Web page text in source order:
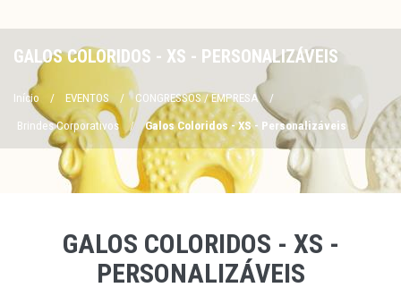
GALOS COLORIDOS - XS - PERSONALIZÁVEIS
Início / EVENTOS / CONGRESSOS / EMPRESA /
Brindes Corporativos / Galos Coloridos - XS - Personalizáveis
GALOS COLORIDOS - XS -
PERSONALIZÁVEIS